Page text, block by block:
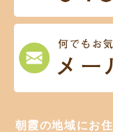
朝霞の地域にお